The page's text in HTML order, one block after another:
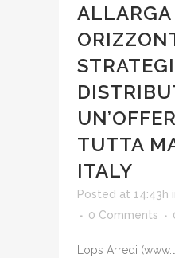
ALLARGA
TUTTA
ITALY
Posted at 14:43h
0 Comments
Lops Arredi